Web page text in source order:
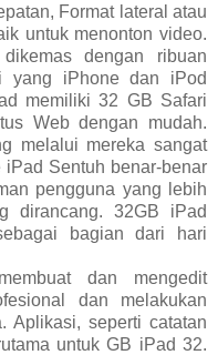
Format lateral atau
untuk menonton video.
dengan ribuan
yang iPhone dan iPod
memiliki 32 GB Safari
Web dengan mudah.
melalui mereka sangat
Sentuh benar-benar
pengguna yang lebih
dirancang. 32GB iPad
bagian dari hari
dan mengedit
dan melakukan
Aplikasi, seperti catatan
untuk GB iPad 32.